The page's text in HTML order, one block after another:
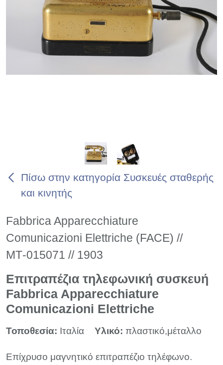
Πίσω στην κατηγορία Συσκευές σταθερής
και κινητής
Fabbrica Apparecchiature
Comunicazioni Elettriche (FACE) //
ΜΤ-015071 // 1903
Επιτραπέζια τηλεφωνική συσκευή
Fabbrica Apparecchiature
Comunicazioni Elettriche
Τοποθεσία: Ιταλία Υλικό: πλαστικό,μέταλλο
Επίχρυσο μαγνητικό επιτραπέζιο τηλέφωνο.